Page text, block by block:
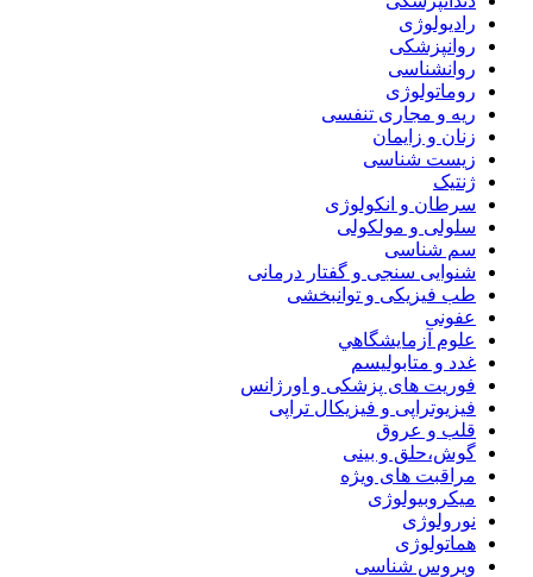
رادیولوژی
روانپزشکی
روانشناسی
روماتولوژی
ریه و مجاری تنفسی
زنان و زایمان
زیست شناسی
ژنتیک
سرطان و انکولوژی
سلولی و مولکولی
سم شناسی
شنوایی سنجی و گفتار درمانی
طب فیزیکی و توانبخشی
عفونی
علوم آزمايشگاهي
غدد و متابولیسم
فوریت های پزشکی و اورژانس
فیزیوتراپی و فیزیکال تراپی
قلب و عروق
گوش،حلق و بینی
مراقبت های ویژه
میکروبیولوژی
نورولوژی
هماتولوژی
ویروس شناسی